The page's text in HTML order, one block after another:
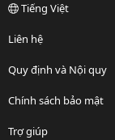
Tiếng Việt
Liên hệ
Quy định và Nội quy
Chính sách bảo mật
Trợ giúp